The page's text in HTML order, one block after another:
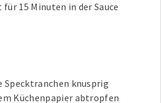
15 Minuten in der Sauce
Specktranchen knusprig
Küchenpapier abtropfen